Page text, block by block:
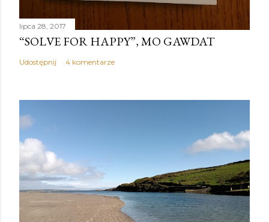
lipca 28, 2017
“SOLVE FOR HAPPY”, MO GAWDAT
Udostępnij 4 komentarze